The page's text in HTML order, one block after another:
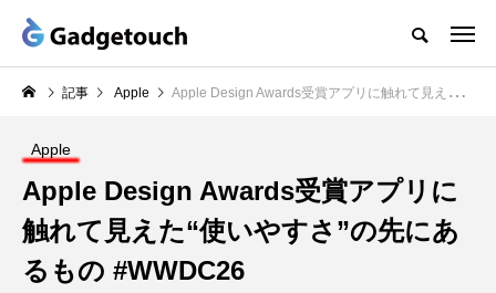
記事 Apple Apple Design Awards受賞アプリに触れて見えた“使いやすさ”の先にあるもの #WWDC26
Apple
Apple Design Awards受賞アプリに
触れて見えた“使いやすさ”の先にあ
るもの #WWDC26